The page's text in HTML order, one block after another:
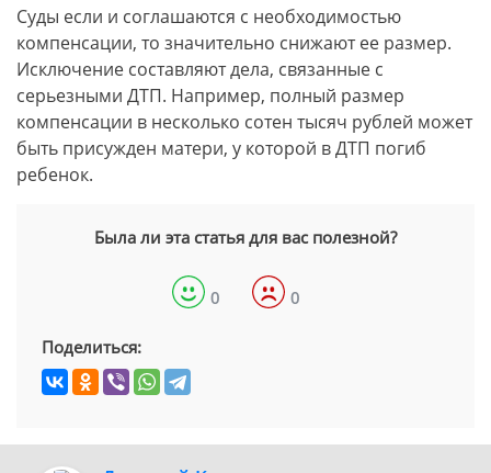
Суды если и соглашаются с необходимостью
компенсации, то значительно снижают ее размер.
Исключение составляют дела, связанные с
серьезными ДТП. Например, полный размер
компенсации в несколько сотен тысяч рублей может
быть присужден матери, у которой в ДТП погиб
ребенок.
Была ли эта статья для вас полезной?
0 0
Поделиться: